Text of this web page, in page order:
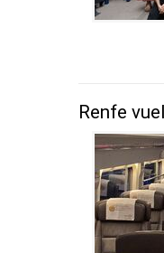
Renfe